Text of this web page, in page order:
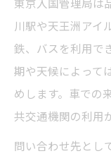
川駅や天王洲アイ
鉄、バスを利用で
期や天候によって
めします。車での
共交通機関の利用
問い合わせ先とし